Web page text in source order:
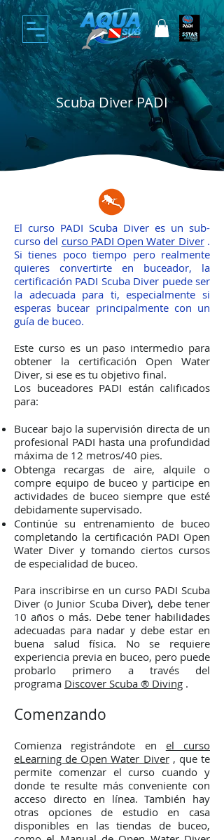
Scuba Diver PADI
El curso PADI Scuba Diver es un sub-
curso del curso PADI Open Water Diver.
Si tienes poco tiempo pero realmente
quieres convertirte en buceador, la
certificación PADI Scuba Diver puede ser
la adecuada para ti, especialmente si
esperas bucear principalmente con un
guía de buceo.
Este curso es un paso intermedio para
obtener la certificación Open Water
Diver, si ese es tu objetivo final.
Los buceadores PADI están calificados
para:
Bucear bajo la supervisión directa de un
profesional PADI hasta una profundidad
máxima de 12 metros/40 pies.
Obtenga recargas de aire, alquile o
compre equipo de buceo y participe en
actividades de buceo siempre que esté
debidamente supervisado.
Continúe su entrenamiento de buceo
completando la certificación PADI Open
Water Diver y tomando ciertos cursos
de especialidad de buceo.
Para inscribirse en un curso PADI Scuba
Diver (o Junior Scuba Diver), debe tener
10 años o más. Debe tener habilidades
adecuadas para nadar y debe estar en
buena salud física. No se requiere
experiencia previa en buceo, pero puede
probarlo primero a través del
programa Discover Scuba ® Diving .
Comenzando
Comienza registrándote en el curso
eLearning de Open Water Diver, que te
permite comenzar el curso cuando y
donde te resulte más conveniente con
acceso directo en línea. También hay
otras opciones de estudio en casa
disponibles en las tiendas de buceo,